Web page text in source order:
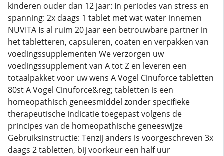
kinderen ouder dan 12 jaar: In periodes van stress en
spanning: 2x daags 1 tablet met wat water innemen
NUVITA Is al ruim 20 jaar een betrouwbare partner in
het tabletteren, capsuleren, coaten en verpakken van
voedingssupplementen We verzorgen uw
voedingssupplement van A tot Z en leveren een
totaalpakket voor uw wens A Vogel Cinuforce tabletten
80st A Vogel Cinuforce&reg; tabletten is een
homeopathisch geneesmiddel zonder specifieke
therapeutische indicatie toegepast volgens de
principes van de homeopathische geneeswijze
Gebruiksinstructie: Tenzij anders is voorgeschreven 3x
daags 2 tabletten, bij voorkeur een half uur